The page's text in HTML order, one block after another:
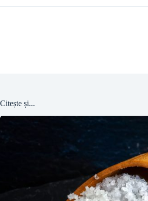
Citește și...